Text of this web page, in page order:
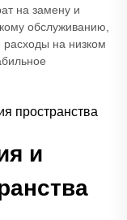
на замену и
обслуживанию,
расходы на низком
и